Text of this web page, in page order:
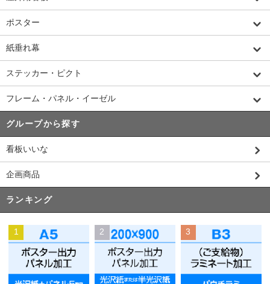
ポスター
紙垂れ幕
ステッカー・ピクト
フレーム・パネル・イーゼル
グループから探す
看板いいな
企画商品
ランキング
1 2 3